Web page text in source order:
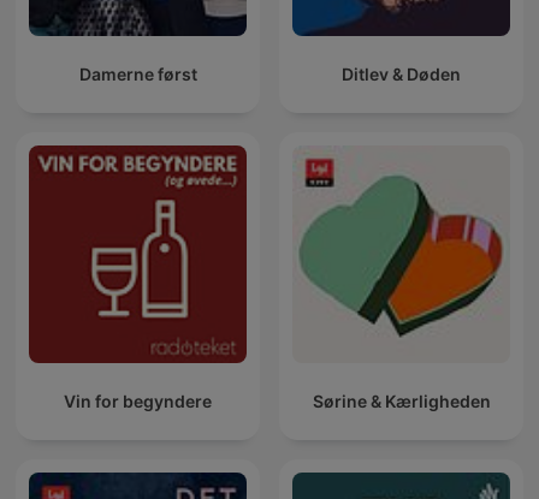
Damerne først Ditlev & Døden
Vin for begyndere Sørine & Kærligheden